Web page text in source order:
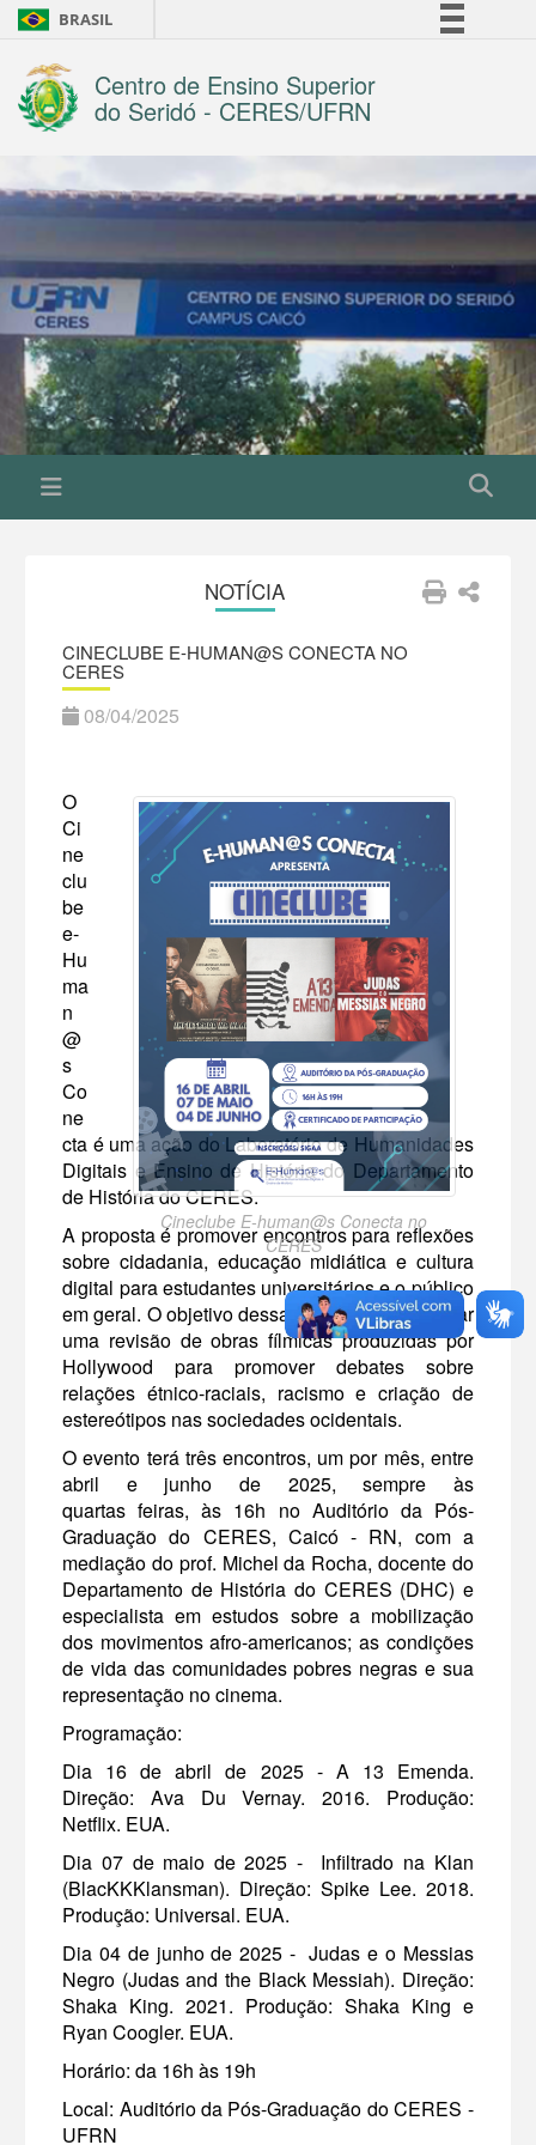
BRASIL
Comunica BR
Legislação
Centro de Ensino Superior
do Seridó - CERES/UFRN
NOTÍCIA
CINECLUBE E-HUMAN@S CONECTA NO
CERES
08/04/2025
Cineclube E-human@s Conecta no
CERES
O
Ci
ne
clu
be
e-
Hu
ma
n
@
s
Co
ne
cta é uma ação do Laboratório de Humanidades
Digitais e Ensino de História do Departamento
de História do CERES.
A proposta é promover encontros para reflexões
sobre cidadania, educação midiática e cultura
digital para estudantes universitários e o público
em geral. O objetivo dessas sessões é estimular
uma revisão de obras fílmicas produzidas por
Hollywood para promover debates sobre
relações étnico-raciais, racismo e criação de
estereótipos nas sociedades ocidentais.
O evento terá três encontros, um por mês, entre
abril e junho de 2025, sempre às
quartas feiras, às 16h no Auditório da Pós-
Graduação do CERES, Caicó - RN, com a
mediação do prof. Michel da Rocha, docente do
Departamento de História do CERES (DHC) e
especialista em estudos sobre a mobilização
dos movimentos afro-americanos; as condições
de vida das comunidades pobres negras e sua
representação no cinema.
Programação:
Dia 16 de abril de 2025 - A 13 Emenda.
Direção: Ava Du Vernay. 2016. Produção:
Netflix. EUA.
Dia 07 de maio de 2025 - Infiltrado na Klan
(BlacKKKlansman). Direção: Spike Lee. 2018.
Produção: Universal. EUA.
Dia 04 de junho de 2025 - Judas e o Messias
Negro (Judas and the Black Messiah). Direção:
Shaka King. 2021. Produção: Shaka King e
Ryan Coogler. EUA.
Horário: da 16h às 19h
Local: Auditório da Pós-Graduação do CERES -
UFRN